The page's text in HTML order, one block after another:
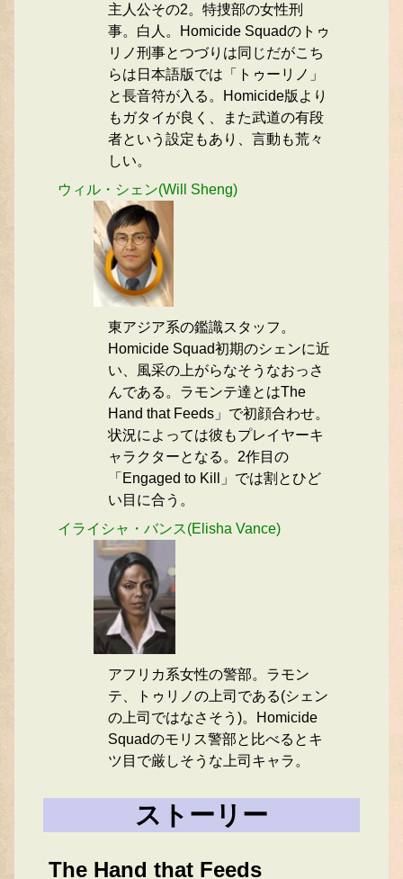
主人公その2。特捜部の女性刑
事。白人。Homicide Squadのトゥ
リノ刑事とつづりは同じだがこち
らは日本語版では「トゥーリノ」
と長音符が入る。Homicide版より
もガタイが良く、また武道の有段
者という設定もあり、言動も荒々
しい。
ウィル・シェン(Will Sheng)
東アジア系の鑑識スタッフ。
Homicide Squad初期のシェンに近
い、風采の上がらなそうなおっさ
んである。ラモンテ達とはThe
Hand that Feeds」で初顔合わせ。
状況によっては彼もプレイヤーキ
ャラクターとなる。2作目の
「Engaged to Kill」では割とひど
い目に合う。
イライシャ・バンス(Elisha Vance)
アフリカ系女性の警部。ラモン
テ、トゥリノの上司である(シェン
の上司ではなさそう)。Homicide
Squadのモリス警部と比べるとキ
ツ目で厳しそうな上司キャラ。
ストーリー
The Hand that Feeds